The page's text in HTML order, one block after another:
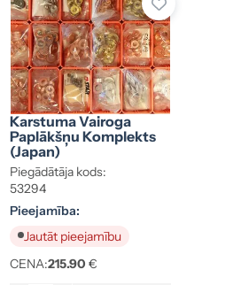
Karstuma Vairoga
Paplākšņu Komplekts
(Japan)
Piegādātāja kods:
53294
Pieejamība:
Jautāt pieejamību
CENA:215.90 €